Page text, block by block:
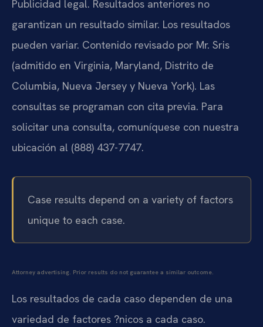
Publicidad legal. Resultados anteriores no
garantizan un resultado similar. Los resultados
pueden variar. Contenido revisado por Mr. Sris
(admitido en Virginia, Maryland, Distrito de
Columbia, Nueva Jersey y Nueva York). Las
consultas se programan con cita previa. Para
solicitar una consulta, comuníquese con nuestra
ubicación al (888) 437-7747.
Case results depend on a variety of factors
unique to each case.
Attorney advertising. Prior results do not guarantee a similar outcome.
Los resultados de cada caso dependen de una
variedad de factores ?nicos a cada caso.